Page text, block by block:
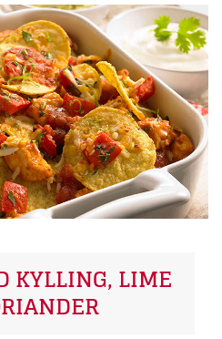
KYLLING, LIME